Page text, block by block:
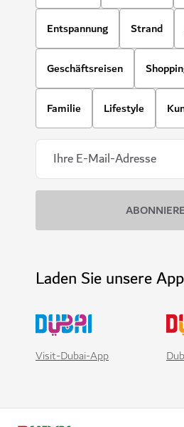
Entspannung Strand
Geschäftsreisen
Familie Lifestyle
Laden Sie unsere
Visit-Dubai-App